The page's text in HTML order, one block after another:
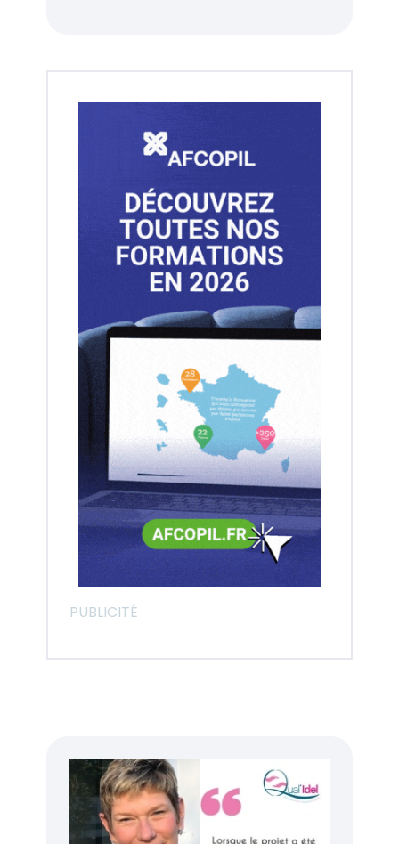
PUBLICITÉ